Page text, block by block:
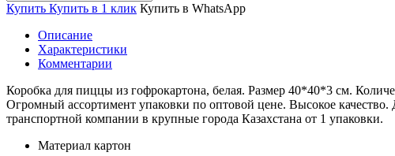
Купить Купить в 1 клик Купить в WhatsApp
Описание
Характеристики
Комментарии
Коробка для пиццы из гофрокартона, белая. Размер 40*40*3 см.
Огромный ассортимент упаковки по оптовой цене. Высокое качество.
транспортной компании в крупные города Казахстана от 1 упаковки.
Материал картон